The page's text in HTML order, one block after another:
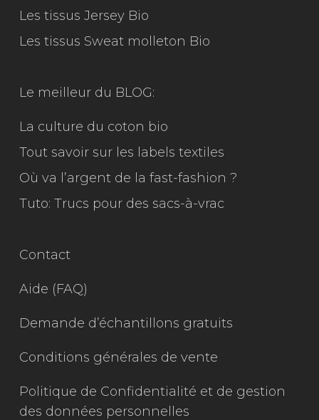
Les tissus Jersey Bio
Les tissus Sweat molleton Bio
Le meilleur du BLOG:
La culture du coton bio
Tout savoir sur les labels textiles
Où va l’argent de la fast-fashion ?
Tuto: Trucs pour des sacs-à-vrac
Contact
Aide (FAQ)
Demande d’échantillons gratuits
Conditions générales de vente
Politique de Confidentialité et de gestion
des données personnelles